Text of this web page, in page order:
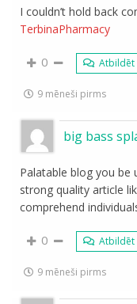
I couldn’t hold back
TerbinaPharmacy
0 Atbildēt
9 mēneši pirms
big bass
Palatable blog you be
strong quality article
comprehend
0 Atbildēt
9 mēneši pirms